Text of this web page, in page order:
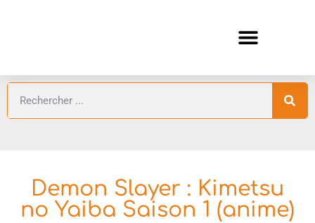
Demon Slayer : Kimetsu
no Yaiba Saison 1 (anime)